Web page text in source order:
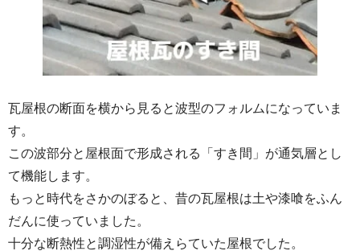
瓦屋根の断面を横から見ると波型のフォルムになっていま
す。
この波部分と屋根面で形成される「すき間」が通気層とし
て機能します。
もっと時代をさかのぼると、昔の瓦屋根は土や漆喰をふん
だんに使っていました。
十分な断熱性と調湿性が備えらていた屋根でした。